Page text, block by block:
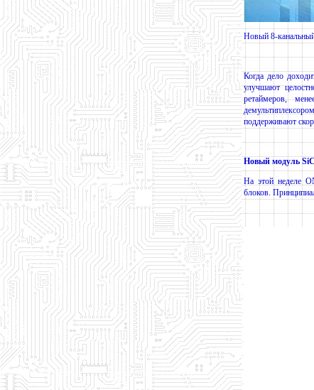
Новый 8-
Когда дело
улучшают
ретаймеров,
поддерживают
Новый модуль
На этой неделе
блоков.